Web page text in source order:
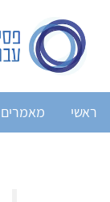
ראשי מאמרים